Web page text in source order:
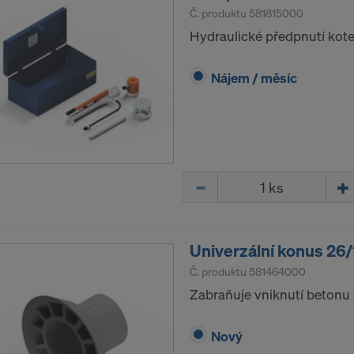
Č. produktu 581815000
Hydraulické předpnutí
Nájem / měsíc
Univerzální konus
Č. produktu 581464000
Zabraňuje vniknutí betonu
Nový
Váš výslovný souhlas, abychom mohli těmto
osobní údaje.
cookie na webové stránce můžete Váš souhlas kdykoliv s
S POUŽÍVÁNÍM COOKIES A PŘEDÁVÁNÍM
ÚDAJŮ DO USA?